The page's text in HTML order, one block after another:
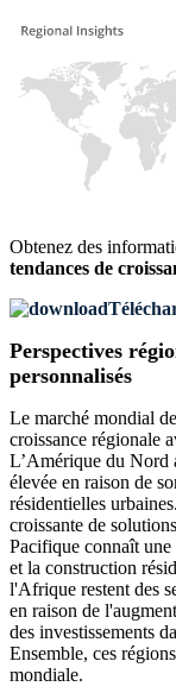
Obtenez des
tendances de
Perspectives
personnalisés
Le marché mondial
croissance régionale
L’Amérique du Nord
élevée en raison de
résidentielles
croissante de
Pacifique connaît une
et la construction
l'Afrique restent des
en raison de
des investissements
Ensemble, ces
mondiale.